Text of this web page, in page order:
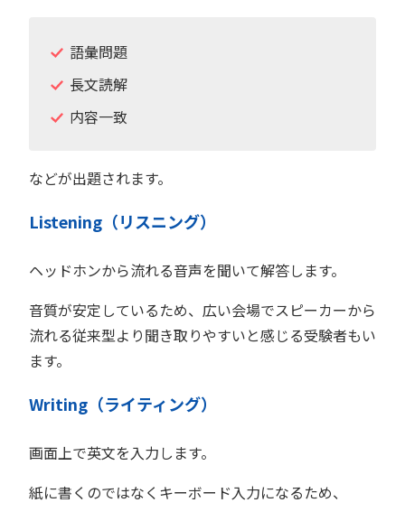
語彙問題
長文読解
内容一致
などが出題されます。
Listening（リスニング）
ヘッドホンから流れる音声を聞いて解答します。
音質が安定しているため、広い会場でスピーカーから
流れる従来型より聞き取りやすいと感じる受験者もい
ます。
Writing（ライティング）
画面上で英文を入力します。
紙に書くのではなくキーボード入力になるため、